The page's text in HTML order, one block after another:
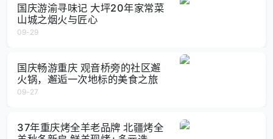
国庆游渝寻味记 大坪20年家常菜
山城之烟火与匠心
09-29
国庆畅游重庆 观音桥旁的社区邂
火锅，邂逅一次地标的美食之旅
09-27
37年重庆烤全羊老品牌 北疆烤全